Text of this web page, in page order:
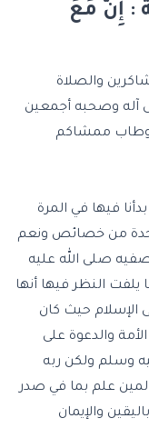
: إِنَّ مَعَ
والصلاة
آله وصحبه أجمعين
وطاب ممشاكم
فيها في المرة
من خصائص ونعم
صلى الله عليه
النظر فيها أنها
الإسلام حيث كان
والدعوة على
وسلم ولكن ربه
علم بما في صدر
والإيمان